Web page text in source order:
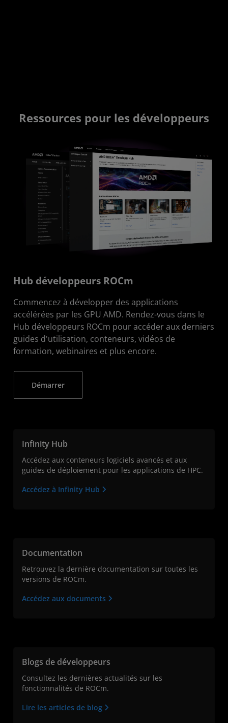
Ressources pour les développeurs
Hub développeurs ROCm
Commencez à développer des applications
accélérées par les GPU AMD. Rendez-vous dans le
Hub développeurs ROCm pour accéder aux derniers
guides d'utilisation, conteneurs, vidéos de
formation, webinaires et plus encore.
Démarrer
Infinity Hub
Accédez aux conteneurs logiciels avancés et aux
guides de déploiement pour les applications de HPC.
Accédez à Infinity Hub
Documentation
Retrouvez la dernière documentation sur toutes les
versions de ROCm.
Accédez aux documents
Blogs de développeurs
Consultez les dernières actualités sur les
fonctionnalités de ROCm.
Lire les articles de blog